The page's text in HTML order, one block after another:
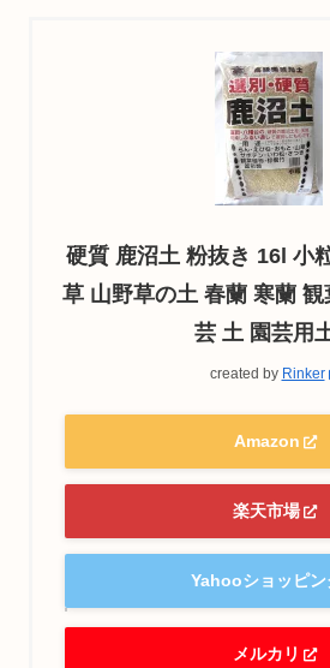
硬質 鹿沼土 粉抜き 16l 小
草 山野草の土 春蘭 寒蘭
芸 土 園芸用
created by Rinker
Amazon
楽天市場
Yahooショッピン
メルカリ